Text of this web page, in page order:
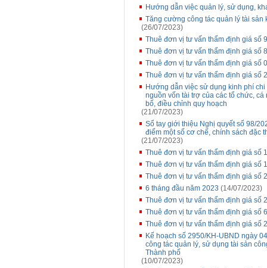
Hướng dẫn việc quản lý, sử dụng,
Tăng cường công tác quản lý tài
(26/07/2023)
Thuê đơn vị tư vấn thẩm định giá số
Thuê đơn vị tư vấn thẩm định giá số
Thuê đơn vị tư vấn thẩm định giá số
Thuê đơn vị tư vấn thẩm định giá số
Hướng dẫn việc sử dụng kinh phí
nguồn vốn tài trợ của các tổ chức,
bố, điều chỉnh quy hoạch
(21/07/2023)
Sổ tay giới thiệu Nghị quyết số 98/
điểm một số cơ chế, chính sách đặc
(21/07/2023)
Thuê đơn vị tư vấn thẩm định giá số
Thuê đơn vị tư vấn thẩm định giá số
Thuê đơn vị tư vấn thẩm định giá số
6 tháng đầu năm 2023 (14/07/2023)
Thuê đơn vị tư vấn thẩm định giá số
Thuê đơn vị tư vấn thẩm định giá số
Thuê đơn vị tư vấn thẩm định giá số
Kế hoạch số 2950/KH-UBND ngày
công tác quản lý, sử dụng tài sản
Thành phố
(10/07/2023)